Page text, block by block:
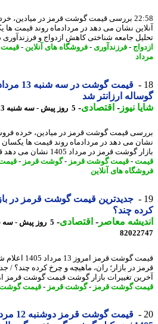
22:58 بررسی قیمت گوشت قرمز در میادین، خرده
جامعه شناختی کاهش ازدواج و فرزندآوری در
-فرزندآوری - فروشگاه های آنلاین-قیمت
ارزانتر شد
نیوز-اقتصادی-5 روز پیش - سه شنبه 13 مرداد 1405، 19:26
قیمت گوشت قرمز در میادین، خرده فروشی
می دهد در مردادماه روند قیمت ها یکسان
گوشت قرمز در مرداد 1405 نشان می دهد قیمت ...
-قیمت گوشت قرمز- گوشت قرمز- قیمت
های آنلاین
جدیدترین قیمت گوشت قرمز در
چند؟
معاصر-اقتصادی-5 روز پیش - سه شنبه 13 مرداد 1405، 15:03
قیمت گوشت قرمز امروز
در بازار؛ ران، ماهیچه و چرخ کرده چند؟ /
تغییرات بازار گوشت قیمت گوشت قرمز امروز 13 مرداد
گوشت قرمز- گوشت قرمز- قیمت گوشت-
قیمت گوشت قرمز دوشنبه 12 مرداد